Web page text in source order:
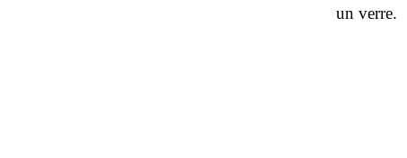
un verre.